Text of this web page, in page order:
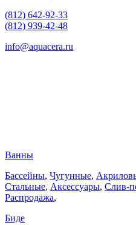
(812) 642-92-33
(812) 939-42-48
info@aquacera.ru
Ванны
Бассейны, Чугунные,
Стальные, Аксессуары, Слив-
Распродажа,
Биде